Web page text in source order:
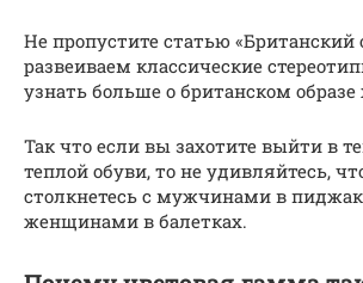
Не пропустите статью «Британский
развеиваем классические
узнать больше о британском
Так что если вы захотите выйти в
теплой обуви, то не удивляйтесь,
столкнетесь с мужчинами в
женщинами в балетках.